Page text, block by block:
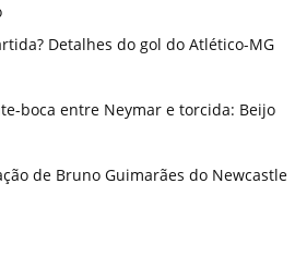
Detalhes do gol do Atlético-MG
boca entre Neymar e torcida: Beijo
de Bruno Guimarães do Newcastle